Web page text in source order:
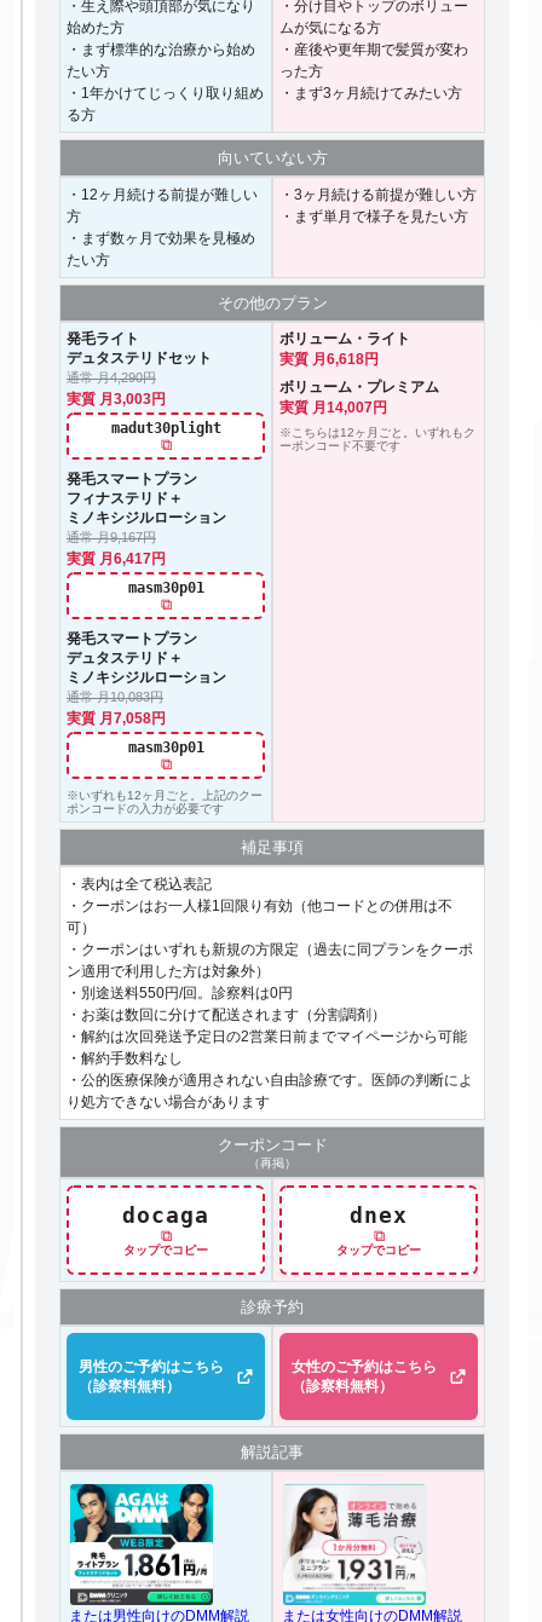
・生え際や頭頂部が気になり
始めた方
・まず標準的な治療から始め
たい方
・1年かけてじっくり取り組め
る方
・分け目やトップのボリュー
ムが気になる方
・産後や更年期で髪質が変わ
った方
・まず3ヶ月続けてみたい方
向いていない方
・12ヶ月続ける前提が難しい
方
・まず数ヶ月で効果を見極め
たい方
・3ヶ月続ける前提が難しい方
・まず単月で様子を見たい方
その他のプラン
発毛ライト
デュタステリドセット
通常 月4,290円
実質 月3,003円
madut30plight
⧉
発毛スマートプラン
フィナステリド＋
ミノキシジルローション
通常 月9,167円
実質 月6,417円
masm30p01
⧉
発毛スマートプラン
デュタステリド＋
ミノキシジルローション
通常 月10,083円
実質 月7,058円
masm30p01
⧉
※いずれも12ヶ月ごと。上記のクー
ポンコードの入力が必要です
ボリューム・ライト
実質 月6,618円
ボリューム・プレミアム
実質 月14,007円
※こちらは12ヶ月ごと。いずれもク
ーポンコード不要です
補足事項
・表内は全て税込表記
・クーポンはお一人様1回限り有効（他コードとの併用は不
可）
・クーポンはいずれも新規の方限定（過去に同プランをクーポ
ン適用で利用した方は対象外）
・別途送料550円/回。診察料は0円
・お薬は数回に分けて配送されます（分割調剤）
・解約は次回発送予定日の2営業日前までマイページから可能
・解約手数料なし
・公的医療保険が適用されない自由診療です。医師の判断によ
り処方できない場合があります
クーポン コード
（再掲）
docaga
⧉
タップでコピー
dnex
⧉
タップでコピー
診療予約
男性のご予約はこちら
（診察料無料）
女性のご予約はこちら
（診察料無料）
解説記事
または男性向けのDMM解説
または女性向けのDMM解説